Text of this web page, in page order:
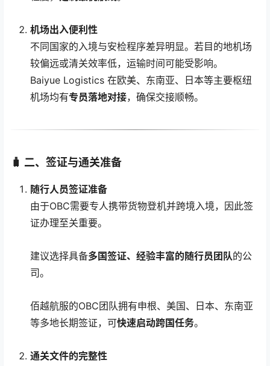
机场出入便利性
不同国家的入境与安检程序差异明显。若目的地机场
较偏远或清关效率低，运输时间可能受影响。
Baiyue Logistics 在欧美、东南亚、日本等主要枢纽
机场均有专员落地对接，确保交接顺畅。
🧳 二、签证与通关准备
随行人员签证准备
由于OBC需要专人携带货物登机并跨境入境，因此签
证办理至关重要。
建议选择具备多国签证、经验丰富的随行员团队的公
司。
佰越航服的OBC团队拥有申根、美国、日本、东南亚
等多地长期签证，可快速启动跨国任务。
通关文件的完整性